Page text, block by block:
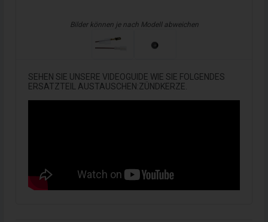
Bilder können je nach Modell abweichen
SEHEN SIE UNSERE VIDEOGUIDE WIE SIE FOLGENDES
ERSATZTEIL AUSTAUSCHEN:ZÜNDKERZE.